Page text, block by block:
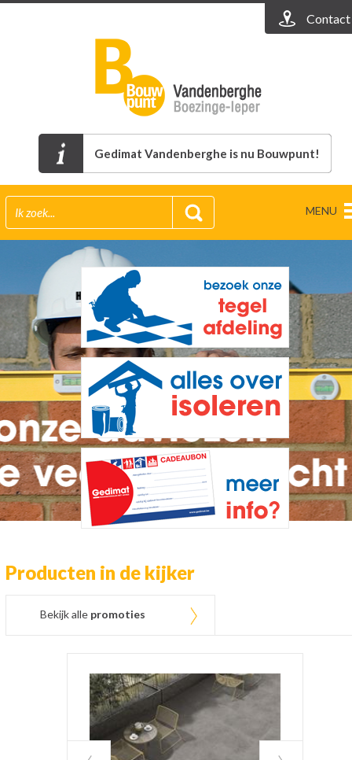
Contact
Gedimat Vandenberghe is nu Bouwpunt!
MENU
Producten in de kijker
Bekijk alle promoties